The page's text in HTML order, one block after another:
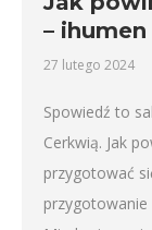
– ihumen
27 lutego 2024
Spowiedź to
Cerkwią. Jak
przygotować